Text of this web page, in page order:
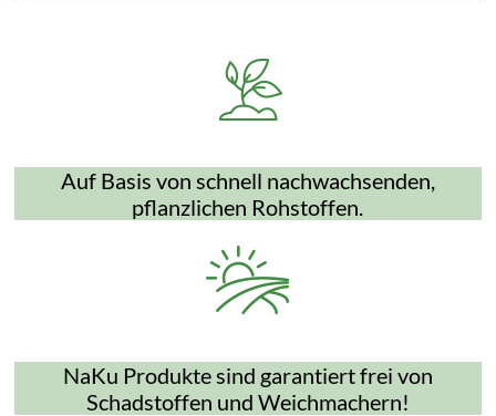
Auf Basis von schnell nachwachsenden,
pflanzlichen Rohstoffen.
NaKu Produkte sind garantiert frei von
Schadstoffen und Weichmachern!